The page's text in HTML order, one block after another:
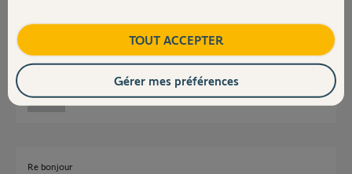
Quel est votre système d'alarme précisément?
RTC, GSM, etc...P400, 600 ?
Anonyme il y a presque 8 ans
Re bonjour
TOUT ACCEPTER
Gérer mes préférences